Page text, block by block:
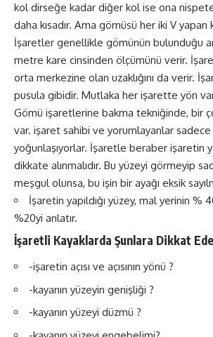
kol dirseğe kadar diğer kol ise ona
daha kısadır. Ama gömüsü her iki V yapan
İşaretler genellikle gömünün bulunduğu
metre kare cinsinden ölçümünü verir.
orta merkezine olan uzaklığını da verir.
pusula gibidir. Mutlaka her işarette yön
Gömü işaretlerine bakma tekniğinde, bir
var. işaret sahibi ve yorumlayanlar
yoğunlaşıyorlar. İşaretle beraber işaretin
dikkate alınmalıdır. Bu yüzeyi görmeyip
meşgul olunsa, bu işin bir ayağı eksik
İşaretin yapıldığı yüzey, mal yerinin %
%20yi anlatır.
İşaretli Kayaklarda Şunlara Dikkat
-işaretin açısı ve açısının yönü ?
-kayanın yüzeyin genişliği ?
-kayanın yüzeyi düzmü ?